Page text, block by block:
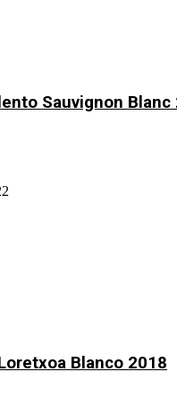
Sauvignon Blanc
Blanco 2018